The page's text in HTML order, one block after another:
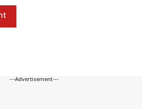
---Advertisement---